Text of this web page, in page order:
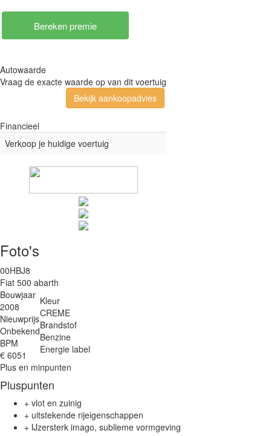
Autowaarde
Vraag de exacte waarde op van dit voertuig
Bekijk aankoopadvies
Financieel
Verkoop je huidige voertuig
Foto's
00HBJ8
Fiat 500 abarth
Bouwjaar
2008
Nieuwprijs
Onbekend
BPM
€ 6051
Kleur
CREME
Brandstof
Benzine
Energie label
Plus en minpunten
Pluspunten
+ vlot en zuinig
+ uitstekende rijeigenschappen
+ IJzersterk imago, sublieme vormgeving